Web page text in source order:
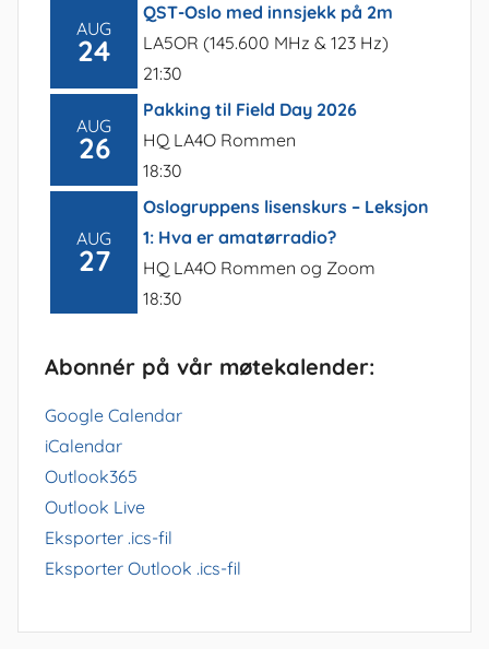
AUG
24
QST-Oslo med innsjekk på 2m
LA5OR (145.600 MHz & 123 Hz)
21:30
AUG
26
Pakking til Field Day 2026
HQ LA4O Rommen
18:30
AUG
27
Oslogruppens lisenskurs – Leksjon
1: Hva er amatørradio?
HQ LA4O Rommen og Zoom
18:30
Abonnér på vår møtekalender:
Google Calendar
iCalendar
Outlook365
Outlook Live
Eksporter .ics-fil
Eksporter Outlook .ics-fil